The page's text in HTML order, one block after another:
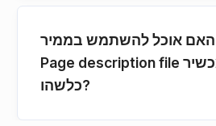
האם אוכל להשתמש בממיר Project ל
Page description file זה במכשיר
כלשהו?